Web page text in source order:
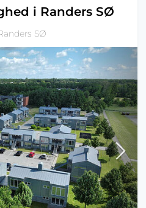
i Randers SØ
SØ